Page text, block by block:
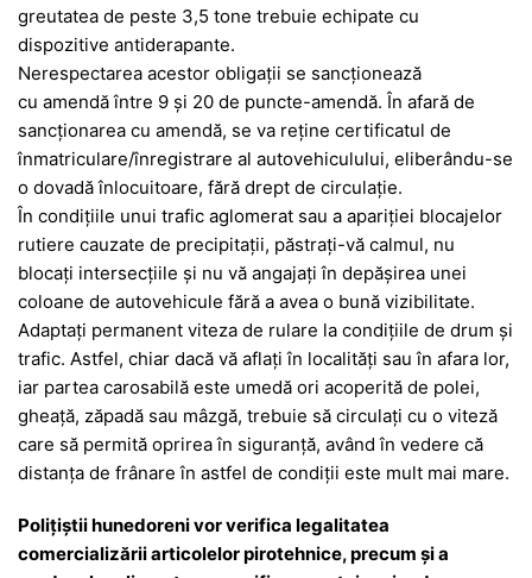
greutatea de peste 3,5 tone trebuie echipate cu
dispozitive antiderapante.
Nerespectarea acestor obligații se sancționează
cu amendă între 9 și 20 de puncte-amendă. În afară de
sancționarea cu amendă, se va reține certificatul de
înmatriculare/înregistrare al autovehiculului, eliberându-se
o dovadă înlocuitoare, fără drept de circulație.
În condiţiile unui trafic aglomerat sau a apariției blocajelor
rutiere cauzate de precipitaţii, păstraţi-vă calmul, nu
blocaţi intersecţiile şi nu vă angajaţi în depăşirea unei
coloane de autovehicule fără a avea o bună vizibilitate.
Adaptaţi permanent viteza de rulare la condiţiile de drum şi
trafic. Astfel, chiar dacă vă aflaţi în localităţi sau în afara lor,
iar partea carosabilă este umedă ori acoperită de polei,
gheaţă, zăpadă sau mâzgă, trebuie să circulaţi cu o viteză
care să permită oprirea în siguranţă, având în vedere că
distanţa de frânare în astfel de condiţii este mult mai mare.
Polițiștii hunedoreni vor verifica legalitatea
comercializării articolelor pirotehnice, precum şi a